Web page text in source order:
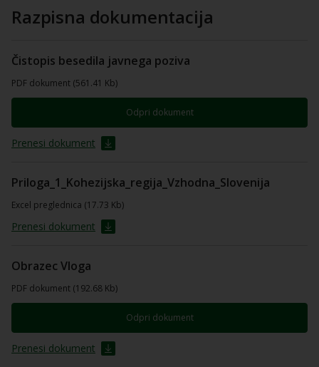
Razpisna dokumentacija
Čistopis besedila javnega poziva
PDF dokument (561.41 Kb)
Odpri dokument
Prenesi dokument
Priloga_1_Kohezijska_regija_Vzhodna_Slovenija
Excel preglednica (17.73 Kb)
Prenesi dokument
Obrazec Vloga
PDF dokument (192.68 Kb)
Odpri dokument
Prenesi dokument